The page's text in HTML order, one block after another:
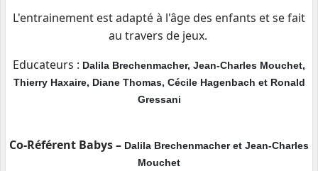
L'entrainement est adapté à l'âge des enfants et se fait
au travers de jeux.
Educateurs : Dalila Brechenmacher, Jean-Charles Mouchet,
Thierry Haxaire, Diane Thomas, Cécile Hagenbach et Ronald
Gressani
Co-Référent Babys – Dalila Brechenmacher et Jean-Charles
Mouchet